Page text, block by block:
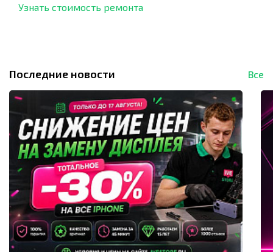
Узнать стоимость ремонта
Последние новости Все